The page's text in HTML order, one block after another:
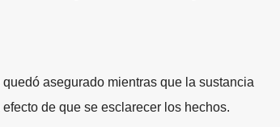
asegurado mientras que la sustancia
de que se esclarecer los hechos.